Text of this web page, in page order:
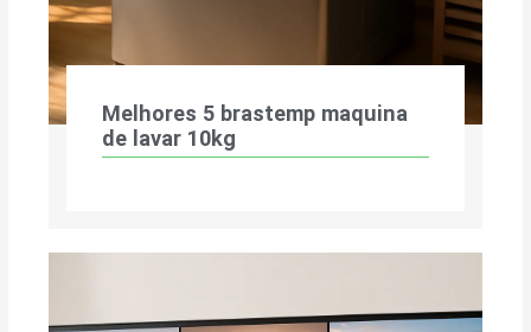
Melhores 5 brastemp maquina
de lavar 10kg